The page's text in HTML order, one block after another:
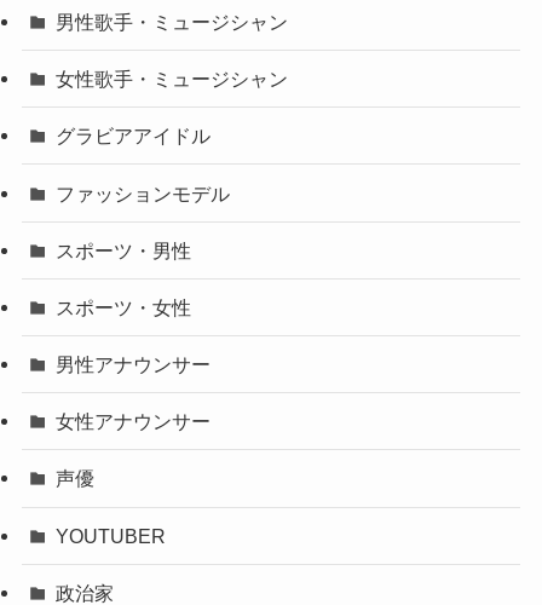
男性歌手・ミュージシャン
女性歌手・ミュージシャン
グラビアアイドル
ファッションモデル
スポーツ・男性
スポーツ・女性
男性アナウンサー
女性アナウンサー
声優
YOUTUBER
政治家